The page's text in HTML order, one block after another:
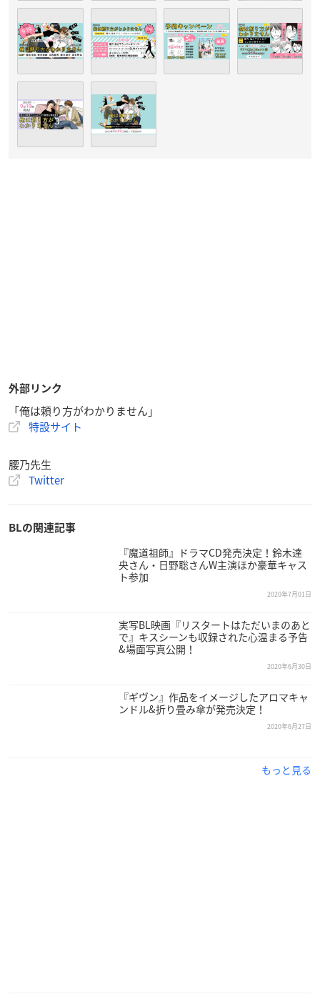
外部リンク
「俺は頼り方がわかりません」
特設サイト
腰乃先生
Twitter
BLの関連記事
『魔道祖師』ドラマCD発売決定！鈴木達
央さん・日野聡さんW主演ほか豪華キャス
ト参加
2020年7月01日
実写BL映画『リスタートはただいまのあと
で』キスシーンも収録された心温まる予告
&場面写真公開！
2020年6月30日
『ギヴン』作品をイメージしたアロマキャ
ンドル&折り畳み傘が発売決定！
2020年6月27日
もっと見る